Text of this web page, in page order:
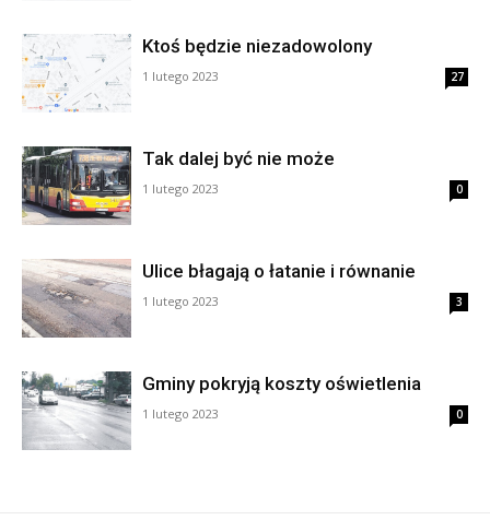
Ktoś będzie niezadowolony
1 lutego 2023 27
Tak dalej być nie może
1 lutego 2023 0
Ulice błagają o łatanie i równanie
1 lutego 2023 3
Gminy pokryją koszty oświetlenia
1 lutego 2023 0